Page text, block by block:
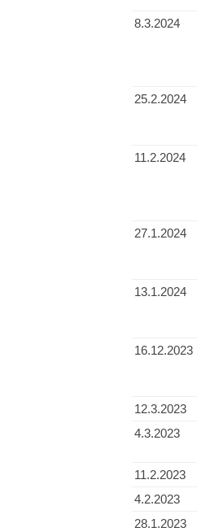
8.3.2024
25.2.2024
11.2.2024
27.1.2024
13.1.2024
16.12.2023
12.3.2023
4.3.2023
11.2.2023
4.2.2023
28.1.2023